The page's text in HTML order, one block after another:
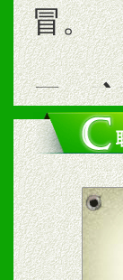
冒。
二、
1、统
商利
2、区
合作